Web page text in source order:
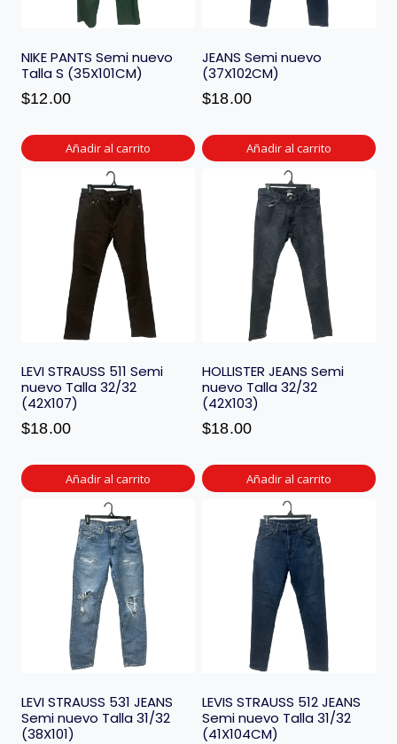
NIKE PANTS Semi nuevo
Talla S (35X101CM)
$12.00
Añadir al carrito
JEANS Semi nuevo
(37X102CM)
$18.00
Añadir al carrito
LEVI STRAUSS 511 Semi
nuevo Talla 32/32
(42X107)
$18.00
Añadir al carrito
HOLLISTER JEANS Semi
nuevo Talla 32/32
(42X103)
$18.00
Añadir al carrito
LEVI STRAUSS 531 JEANS
Semi nuevo Talla 31/32
(38X101)
LEVIS STRAUSS 512 JEANS
Semi nuevo Talla 31/32
(41X104CM)